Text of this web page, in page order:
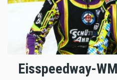
Eisspeedway-